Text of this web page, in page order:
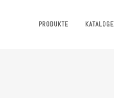
PRODUKTE KATALOGE